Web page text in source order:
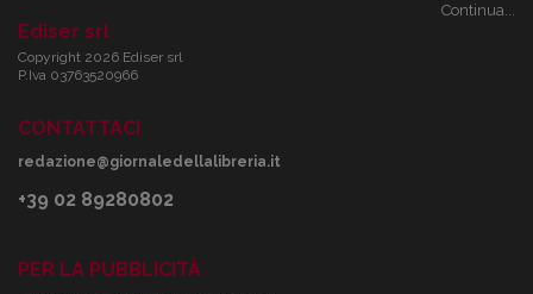
Continua...
Ediser srl
Copyright 2026 Ediser srl
P.Iva 03763520966
CONTATTACI
redazione@giornaledellalibreria.it
+39 02 89280802
PER LA PUBBLICITÀ